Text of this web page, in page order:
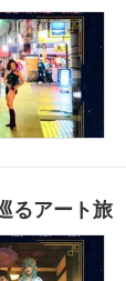
るアート旅